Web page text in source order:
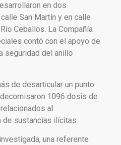
en dos
San Martín y en calle
Ceballos. La Compañía
contó con el apoyo de
seguridad del anillo
de desarticular un punto
1096 dosis de
al
sustancias ilícitas.
una referente